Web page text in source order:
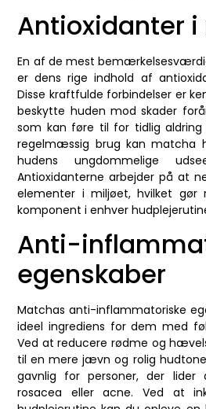
Antioxidanter
En af de mest
er dens rige indhold af
Disse kraftfulde forbindelser er
beskytte huden mod skader
som kan føre til for tidlig aldring
regelmæssig brug kan matcha
hudens ungdommelige
Antioxidanterne arbejder på at
elementer i miljøet, hvilket
komponent i enhver
Anti-
egenskaber
Matchas anti-inflammatoriske
ideel ingrediens for dem med
Ved at reducere rødme og
til en mere jævn og rolig
gavnlig for personer, der lider
rosacea eller acne. Ved at